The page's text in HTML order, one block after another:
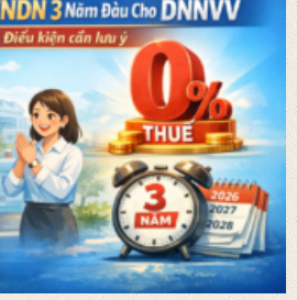
đầu tư và doanh nghiệp